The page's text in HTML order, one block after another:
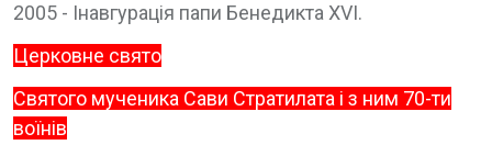
2005 - Інавгурація папи Бенедикта XVI.
Церковне свято
Святого мученика Сави Стратилата і з ним 70-ти
воїнів